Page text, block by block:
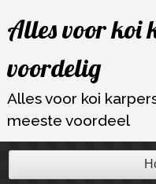
naar
inhoud
Alles voor koi
voordelig
Alles voor koi
meeste voordeel